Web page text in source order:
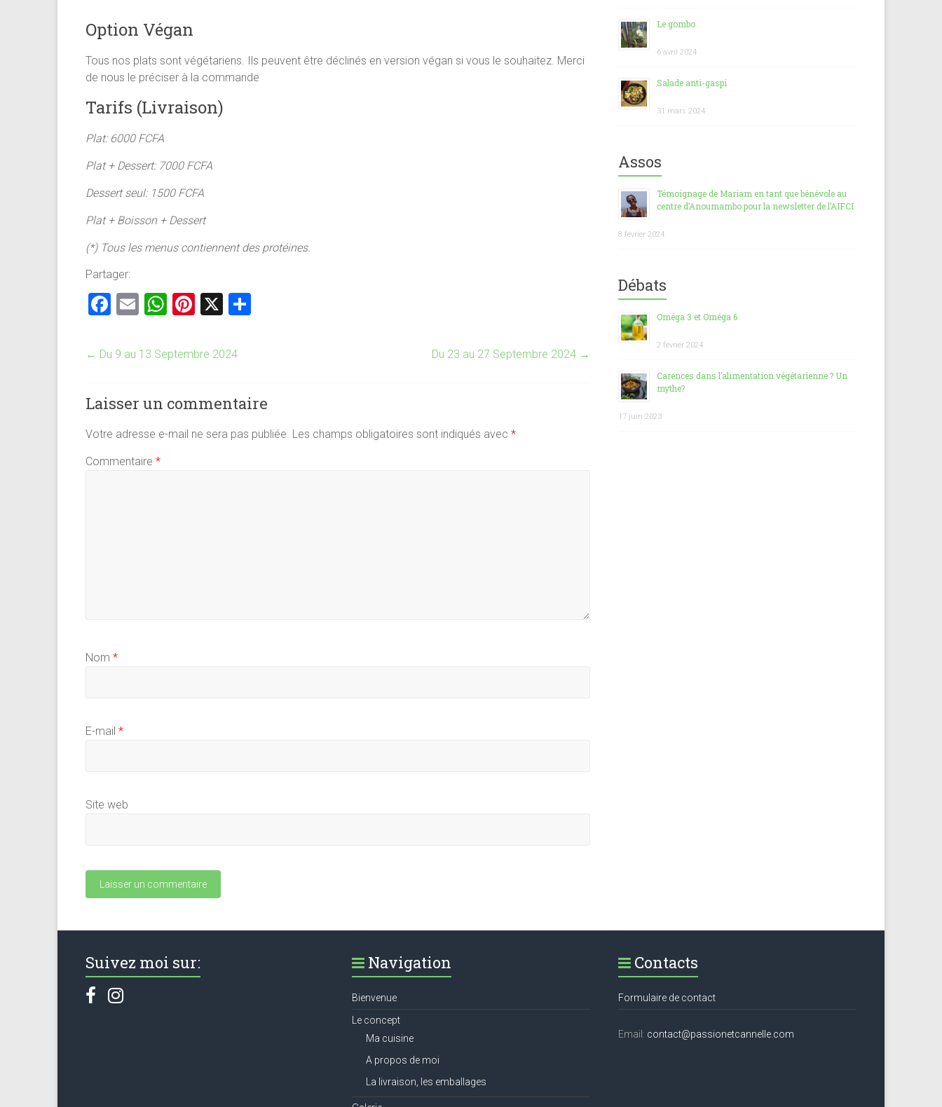
Option Végan
Tous nos plats sont végétariens. Ils peuvent être déclinés en version végan si vous le souhaitez. Merci
de nous le préciser à la commande
Tarifs (Livraison)
Plat: 6000 FCFA
Plat + Dessert: 7000 FCFA
Dessert seul: 1500 FCFA
Plat + Boisson + Dessert
(*) Tous les menus contiennent des protéines.
Partager:
F
ce
o
ok
E
ai
W
at
A
p
p
Pi
er
t
X
er
← Du 9 au 13 Septembre 2024 Du 23 au 27 Septembre 2024 →
Laisser un commentaire
Votre adresse e-mail ne sera pas publiée. Les champs obligatoires sont indiqués avec *
Commentaire *
Nom *
E-mail *
Site web
Le gombo
6 avril 2024
Salade anti-gaspi
31 mars 2024
Assos
Témoignage de Mariam en tant que bénévole au
centre d’Anoumambo pour la newsletter de l’AIFCI
8 février 2024
Débats
Oméga 3 et Oméga 6
2 février 2024
Carences dans l’alimentation végétarienne ? Un
mythe?
17 juin 2023
Suivez moi sur: Navigation
Bienvenue
Le concept
Ma cuisine
A propos de moi
La livraison, les emballages
Contacts
Formulaire de contact
Email: contact@passionetcannelle.com